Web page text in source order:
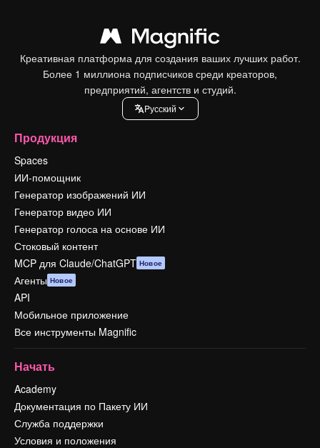
Креативная платформа для создания ваших лучших работ.
Более 1 миллиона подписчиков среди креаторов,
предприятий, агентств и студий.
Pусский
Продукция
Spaces
ИИ-помощник
Генератор изображений ИИ
Генератор видео ИИ
Генератор голоса на основе ИИ
Стоковый контент
MCP для Claude/ChatGPT Новое
Агенты Новое
API
Мобильное приложение
Все инструменты Magnific
Начать
Academy
Документация по Пакету ИИ
Служба поддержки
Условия и положения